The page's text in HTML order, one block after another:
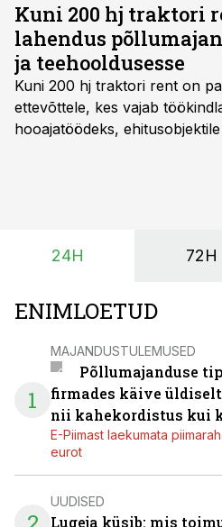
Kuni 200 hj traktori
lahendus
ja teehooldusesse
Kuni 200 hj traktori rent on
ettevõttele, kes vajab
hooajatöödeks,
on suurim ning iga töötund on
24H 72H
ENIMLOETUD
1
MAJANDUSTULEMUSED
Põllumajanduse
firmades käive
nii kahekordistus kui
E-Piimast laekumata
eurot
UUDISED
Lugeja küsib: mis